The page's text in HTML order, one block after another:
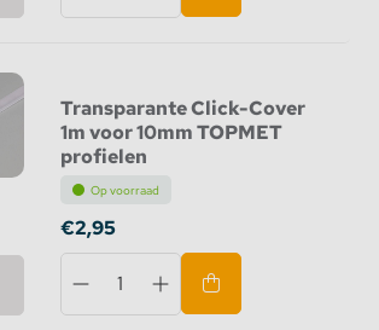
Transparante Click-Cover
1m voor 10mm TOPMET
profielen
Op voorraad
€2,95